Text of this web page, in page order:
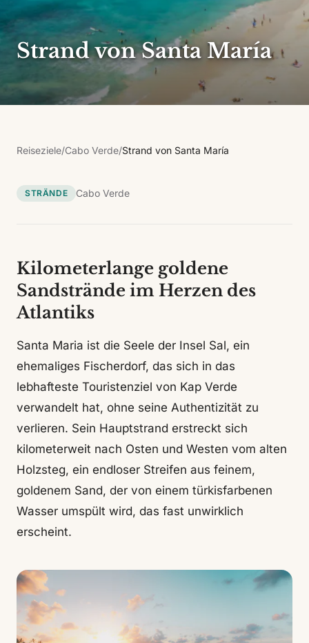
Strand von Santa María
Reiseziele/Cabo Verde/Strand von Santa María
STRÄNDE Cabo Verde
Kilometerlange goldene
Sandstrände im Herzen des
Atlantiks
Santa Maria ist die Seele der Insel Sal, ein
ehemaliges Fischerdorf, das sich in das
lebhafteste Touristenziel von Kap Verde
verwandelt hat, ohne seine Authentizität zu
verlieren. Sein Hauptstrand erstreckt sich
kilometerweit nach Osten und Westen vom alten
Holzsteg, ein endloser Streifen aus feinem,
goldenem Sand, der von einem türkisfarbenen
Wasser umspült wird, das fast unwirklich
erscheint.